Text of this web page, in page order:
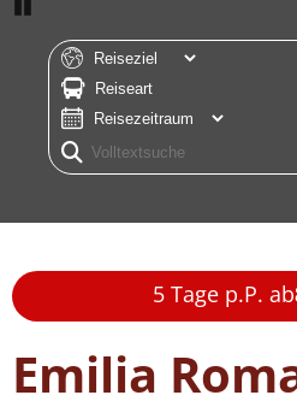
Musik / Musical
Rundreisen
Tagesfahrten
Weihnachtsmärkte und
Transport­logistik5 Tage p.P. ab
Emilia